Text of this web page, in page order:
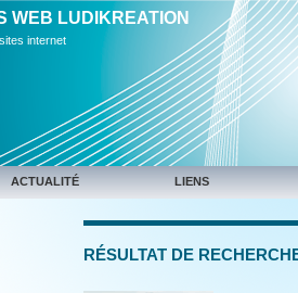
WEB LUDIKREATION
internet
ACTUALITÉ LIENS
RÉSULTAT DE